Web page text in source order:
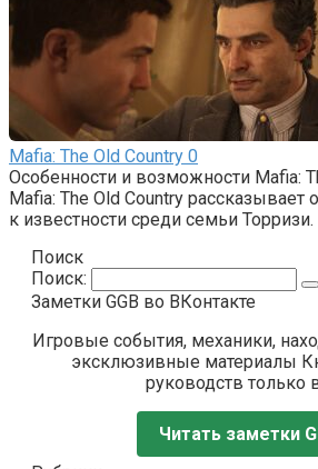
Mafia: The Old Country 0
Особенности и возможности Mafia:
Mafia: The Old Country
к известности среди семьи
Поиск
Поиск:
Заметки GGB во ВКонтакте
Игровые события, механики,
эксклюзивные материалы
руководств только
Читать заметки